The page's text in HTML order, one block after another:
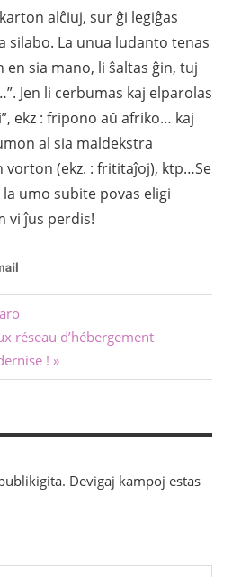
alĉiuj, sur ĝi legiĝas
silabo. La unua ludanto tenas
sia mano, li ŝaltas ĝin, tuj
Jen li cerbumas kaj elparolas
ekz : fripono aŭ afriko… kaj
al sia maldekstra
vorton (ekz. : frititaĵoj), ktp…Se
umo subite povas eligi
vi ĵus perdis!
réseau d’hébergement
!
Devigaj kampoj estas